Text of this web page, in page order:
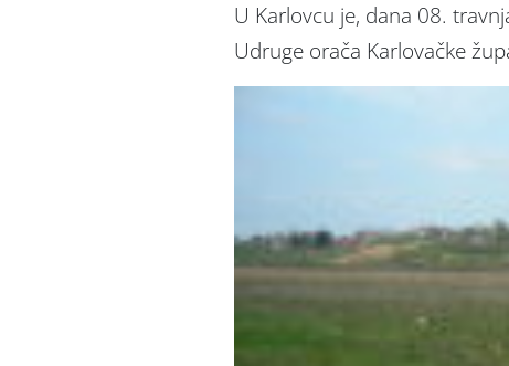
U Karlovcu je, dana 08.
Udruge orača Karlovačke